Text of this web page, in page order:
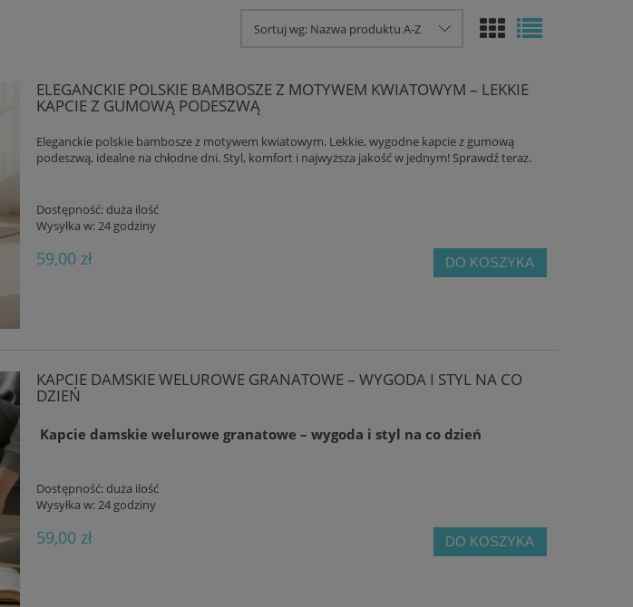
Sortuj wg: Nazwa produktu A-Z
ELEGANCKIE POLSKIE BAMBOSZE Z MOTYWEM KWIATOWYM – LEKKIE
KAPCIE Z GUMOWĄ PODESZWĄ
Eleganckie polskie bambosze z motywem kwiatowym. Lekkie, wygodne kapcie z gumową
podeszwą, idealne na chłodne dni. Styl, komfort i najwyższa jakość w jednym! Sprawdź teraz.
Dostępność: duża ilość
Wysyłka w:24 godziny
59,00 zł DO KOSZYKA
KAPCIE DAMSKIE WELUROWE GRANATOWE – WYGODA I STYL NA CO
DZIEŃ
Kapcie damskie welurowe granatowe – wygoda i styl na co dzień
Dostępność: duża ilość
Wysyłka w:24 godziny
59,00 zł DO KOSZYKA